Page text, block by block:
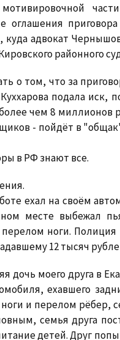
оглашения
куда адвокат
районного
о том, что за
подала иск,
чем 8 миллионов
- пойдёт в
в РФ знают все.
ехал на своём
месте выбежал
ноги.
12 тысяч
дочь моего друга в
ехавшего
и перелом рёбер,
семья друга
детей. Друг